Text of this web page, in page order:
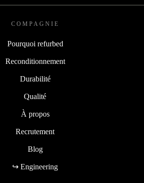
COMPAGNIE
Pourquoi refurbed
Reconditionnement
Durabilité
Qualité
À propos
Recrutement
Blog
↪ Engineering